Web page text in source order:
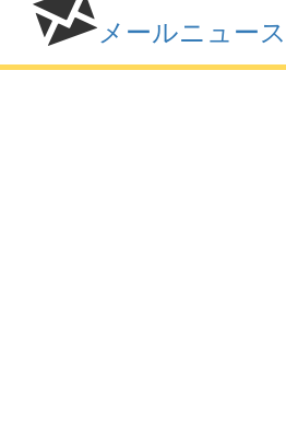
メールニュー